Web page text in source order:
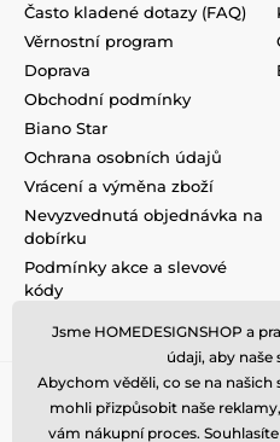
Často kladené dotazy (FAQ)
Věrnostní program
Doprava
Obchodní podmínky
Biano Star
Ochrana osobních údajů
Vrácení a výměna zboží
Nevyzvednutá objednávka na
dobírku
Podmínky akce a slevové
kódy
Jsme HOMEDESIGNSHOP a
údaji, aby naše
Abychom věděli, co se na
mohli přizpůsobit naše
vám nákupní proces.